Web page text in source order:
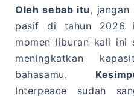
Oleh sebab itu, jangan
pasif di tahun 2026
momen liburan kali ini
meningkatkan
bahasamu.
Interpeace sudah